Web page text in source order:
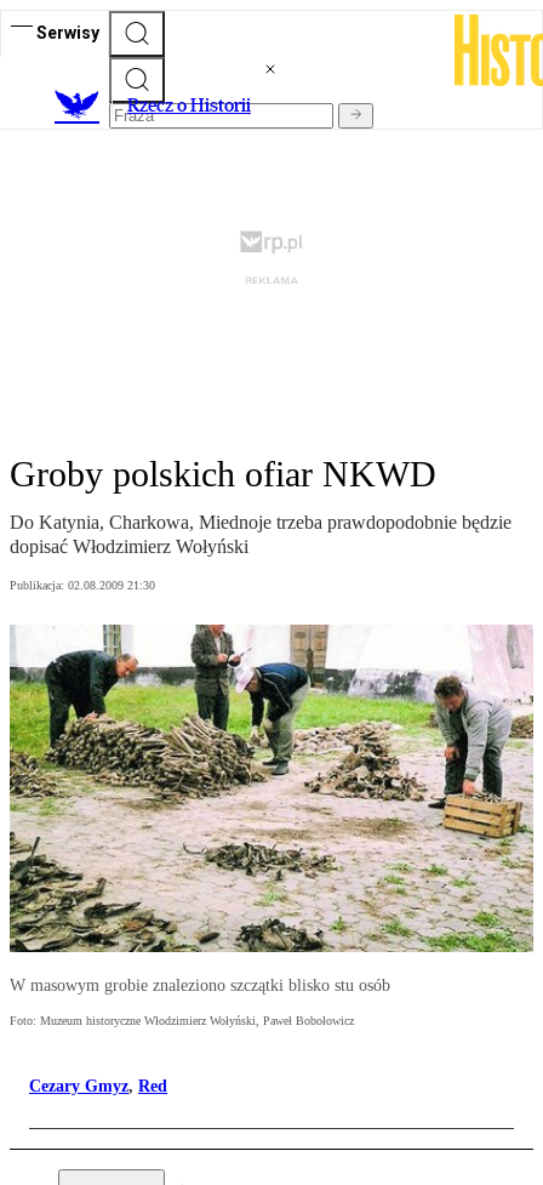
Serwisy
Rzecz o Historii
Groby polskich ofiar NKWD
Do Katynia, Charkowa, Miednoje trzeba prawdopodobnie będzie
dopisać Włodzimierz Wołyński
Publikacja: 02.08.2009 21:30
W masowym grobie znaleziono szczątki blisko stu osób
Foto: Muzeum historyczne Włodzimierz Wołyński, Paweł Bobołowicz
Cezary Gmyz, Red